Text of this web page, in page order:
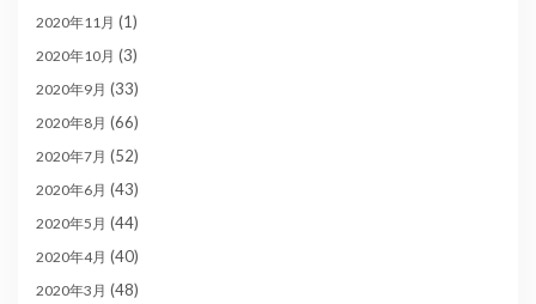
2020年11月 (1)
2020年10月 (3)
2020年9月 (33)
2020年8月 (66)
2020年7月 (52)
2020年6月 (43)
2020年5月 (44)
2020年4月 (40)
2020年3月 (48)